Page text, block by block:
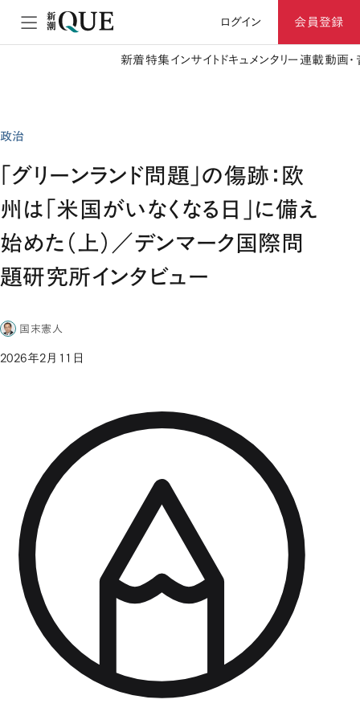
ログイン 会員登録
新着特集 インサイト ドキュメンタリー 連載動画
政治
「グリーンランド問題」の傷跡：欧
州は「米国がいなくなる日」に備え
始めた（上）／デンマーク国際問
題研究所インタビュー
国末憲人
2026年2月11日